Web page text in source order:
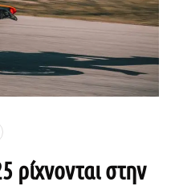
ρίχνονται στην